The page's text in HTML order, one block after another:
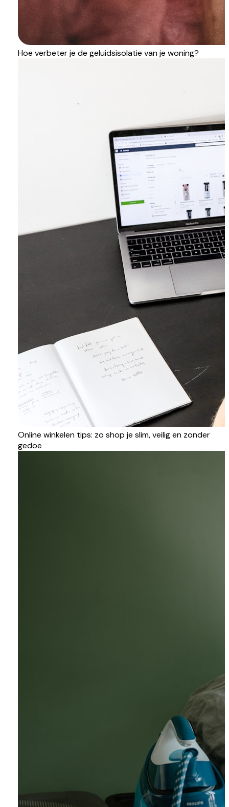
Hoe verbeter je de geluidsisolatie van je woning?
Online winkelen tips: zo shop je slim, veilig en zonder
gedoe